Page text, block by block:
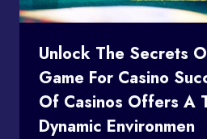
Unlock The Secrets
Game For Casino
Of Casinos Offers A
Dynamic Environmen